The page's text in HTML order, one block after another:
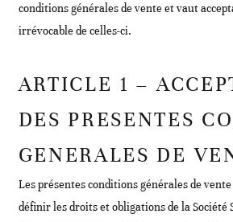
conditions générales de vente et vaut
irrévocable de celles-ci.
ARTICLE 1 –
DES PRESENTES
GENERALES DE
Les présentes conditions générales de
définir les droits et obligations de la Société